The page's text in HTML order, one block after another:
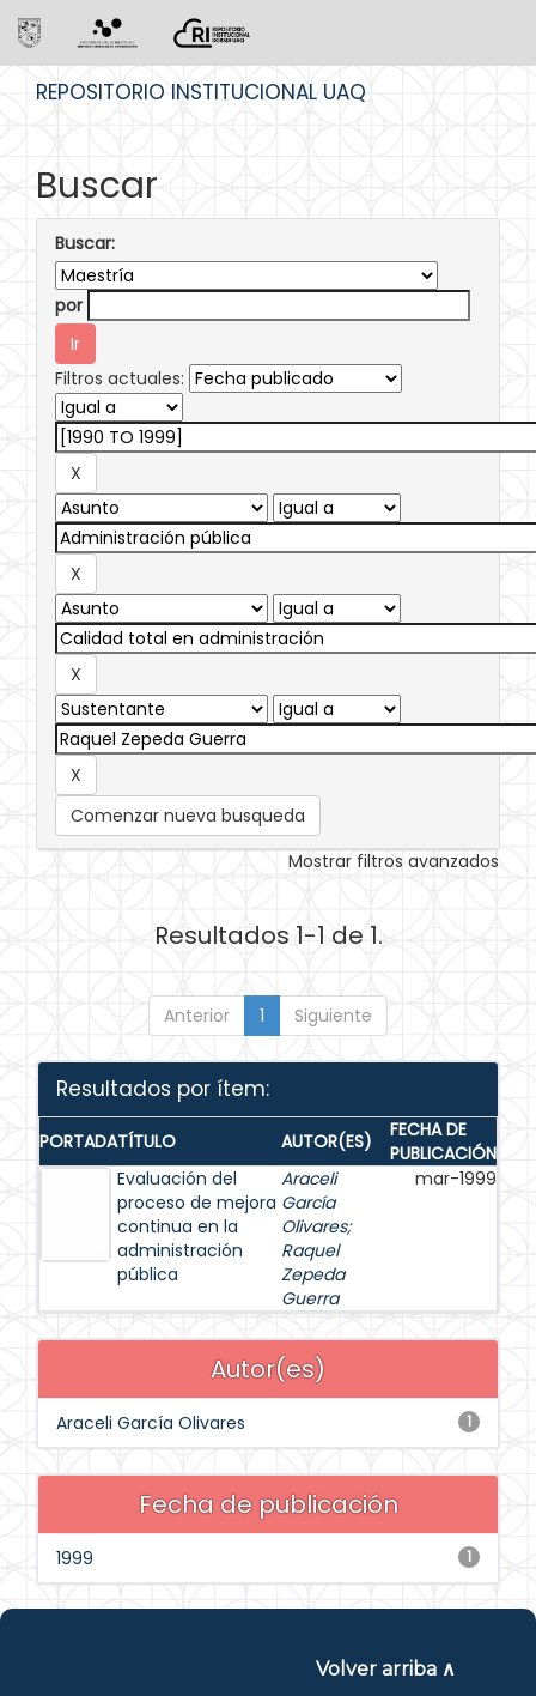
REPOSITORIO INSTITUCIONAL UAQ
Buscar
Buscar:
por
Filtros actuales:
Comenzar nueva busqueda
Mostrar filtros avanzados
Resultados 1-1 de 1.
Anterior 1 Siguiente
Resultados por ítem:
PORTADATÍTULO AUTOR(ES)
FECHA DE
PUBLICACIÓN
Evaluación del
proceso de mejora
continua en la
administración
pública
Araceli
García
Olivares;
Raquel
Zepeda
Guerra
mar-1999
Autor(es)
1
Araceli García Olivares
Fecha de publicación
1
1999
Volver arriba ∧